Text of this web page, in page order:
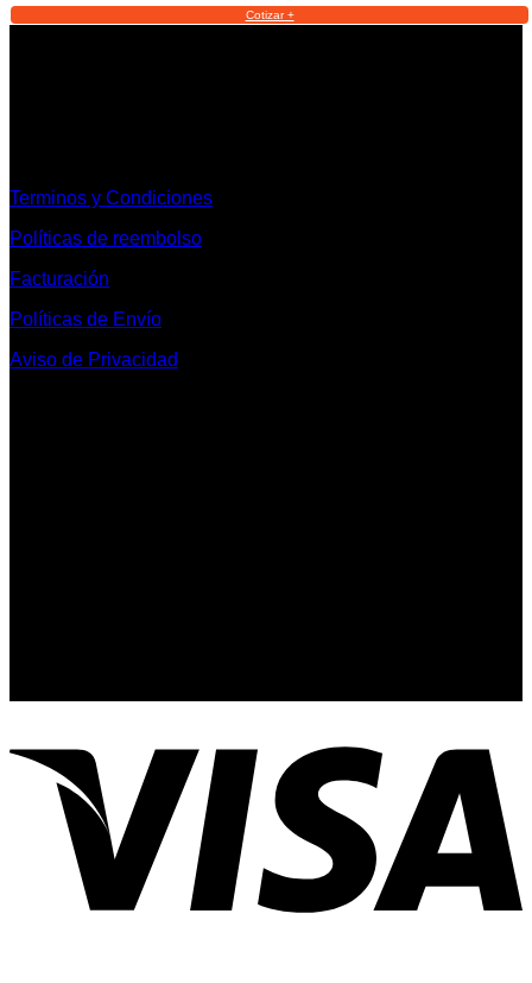
Cotizar +
Terminos y Condiciones
Políticas de reembolso
Facturación
Políticas de Envío
Aviso de Privacidad